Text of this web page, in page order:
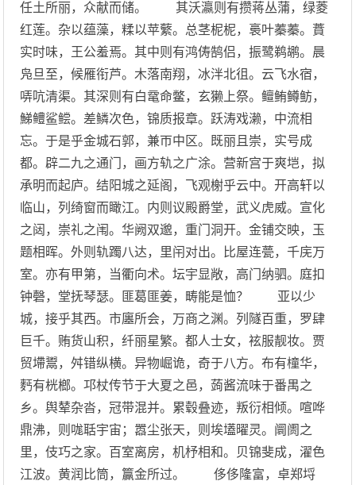
任土所丽，众献而储。 其沃瀛则有攒蒋丛蒲，绿菱
红莲。杂以蕴藻，糅以苹蘩。总茎柅柅，裛叶蓁蓁。蕡
实时味，王公羞焉。其中则有鸿俦鹄侣，振鹭鹈鹕。晨
凫旦至，候雁衔芦。木落南翔，冰泮北徂。云飞水宿，
哢吭清渠。其深则有白鼋命鳖，玄獭上祭。鳣鲔鳟鲂，
鮷鳢鲨鲿。差鳞次色，锦质报章。跃涛戏濑，中流相
忘。于是乎金城石郭，兼帀中区。既丽且崇，实号成
都。辟二九之通门，画方轨之广涂。营新宫于爽垲，拟
承明而起庐。结阳城之延阁，飞观榭乎云中。开高轩以
临山，列绮窗而瞰江。内则议殿爵堂，武义虎威。宣化
之闼，崇礼之闱。华阙双邈，重门洞开。金铺交映，玉
题相晖。外则轨躅八达，里闬对出。比屋连甍，千庑万
室。亦有甲第，当衢向术。坛宇显敞，高门纳驷。庭扣
钟磬，堂抚琴瑟。匪葛匪姜，畴能是恤？ 亚以少
城，接乎其西。市廛所会，万商之渊。列隧百重，罗肆
巨千。贿货山积，纤丽星繁。都人士女，袨服靓妆。贾
贸墆鬻，舛错纵横。异物崛诡，奇于八方。布有橦华，
麫有桄榔。邛杖传节于大夏之邑，蒟酱流味于番禺之
乡。舆辇杂沓，冠带混并。累毂叠迹，叛衍相倾。喧哗
鼎沸，则哤聒宇宙；嚣尘张天，则埃壒曜灵。阛阓之
里，伎巧之家。百室离房，机杼相和。贝锦斐成，濯色
江波。黄润比筒，籯金所过。 侈侈隆富，卓郑埒